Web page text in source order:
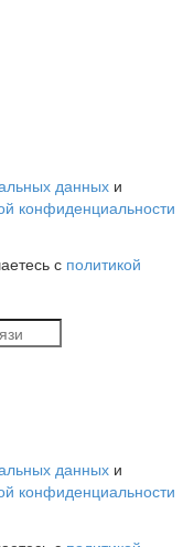
данных и
конфиденциальности
с политикой
данных и
конфиденциальности